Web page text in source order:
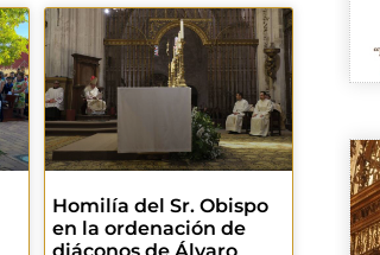
Homilía del Sr. Obispo
en la ordenación de